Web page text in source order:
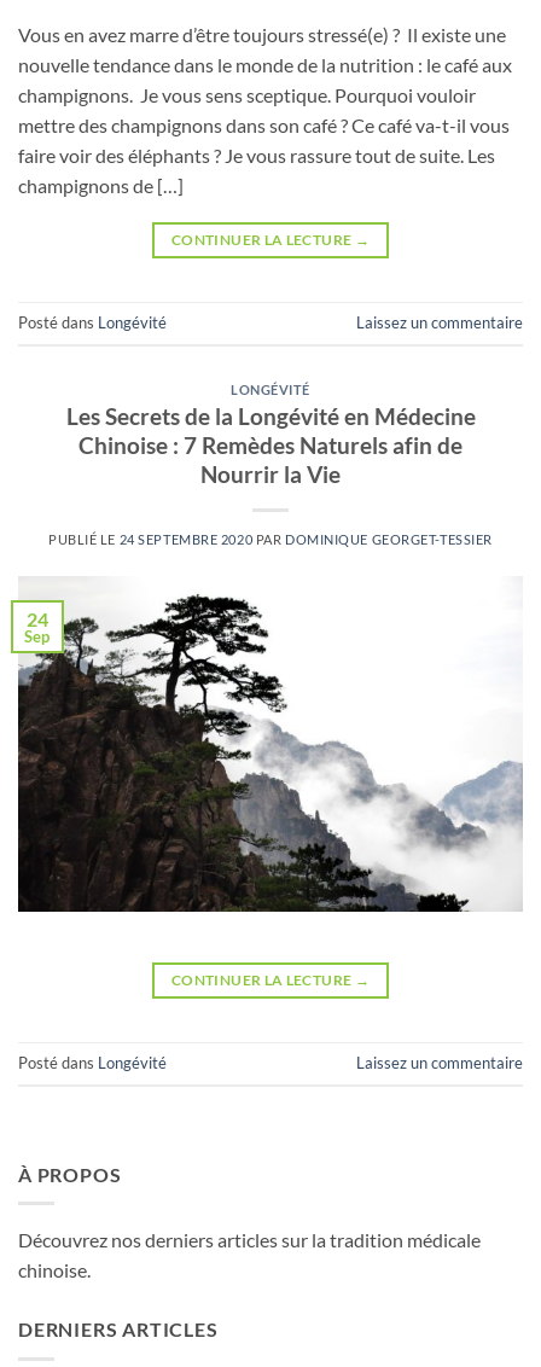
Vous en avez marre d’être toujours stressé(e) ? Il existe une
nouvelle tendance dans le monde de la nutrition : le café aux
champignons. Je vous sens sceptique. Pourquoi vouloir
mettre des champignons dans son café ? Ce café va-t-il vous
faire voir des éléphants ? Je vous rassure tout de suite. Les
champignons de […]
CONTINUER LA LECTURE →
Posté dans Longévité Laissez un commentaire
LONGÉVITÉ
Les Secrets de la Longévité en Médecine
Chinoise : 7 Remèdes Naturels afin de
Nourrir la Vie
PUBLIÉ LE 24 SEPTEMBRE 2020 PAR DOMINIQUE GEORGET-TESSIER
24
Sep
CONTINUER LA LECTURE →
Posté dans Longévité Laissez un commentaire
À PROPOS
Découvrez nos derniers articles sur la tradition médicale
chinoise.
DERNIERS ARTICLES